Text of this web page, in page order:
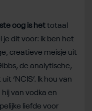
oog is hettotaal
je dit voor: ik ben het
creatieve meisje uit
de analytische,
‘NCIS’. Ik hou van
van vodka en
liefde voor